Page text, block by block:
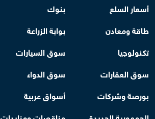
أسعار السلع
بنوك
طاقة ومعادن
بوابة الزراعة
تكنولوجيا
سوق السيارات
سوق العقارات
سوق الدواء
بورصة وشركات
أسواق عربية